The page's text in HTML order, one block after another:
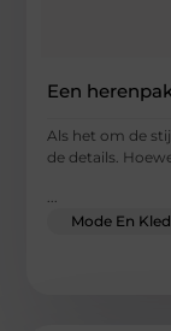
Een
Als het om de
de details.
Mode En